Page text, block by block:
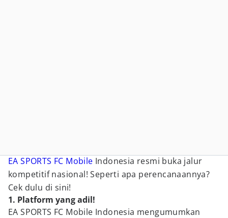
EA SPORTS FC Mobile Indonesia resmi buka jalur
kompetitif nasional! Seperti apa perencanaannya?
Cek dulu di sini!
1. Platform yang adil!
EA SPORTS FC Mobile Indonesia mengumumkan